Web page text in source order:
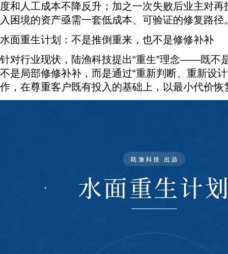
度和人工成本不降反升；加之一次失败后业主对
入困境的资产亟需一套低成本、可验证的修复路径
水面重生计划：不是推倒重来，也不是修修补补
针对行业现状，陆渔科技提出“重生”理念——既不
不是局部修修补补，而是通过“重新判断、重新设
作，在尊重客户既有投入的基础上，以最小代价恢